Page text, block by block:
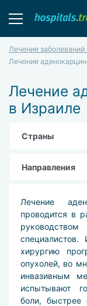
Лечение
Лечение
Лечение
в Израиле
Лечение
проводится в
специалистов.
хирургию
опухолей, во
инвазивным
испытывают
боли, быстрее
Страны
Направления